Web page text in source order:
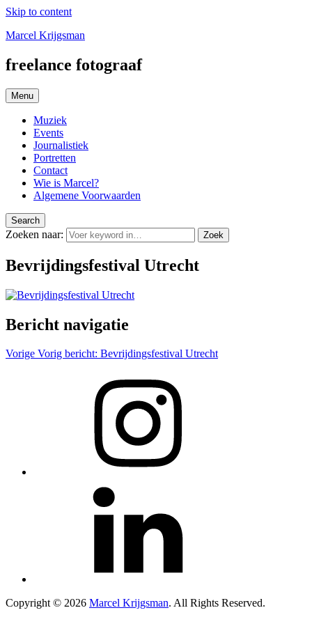
Skip to content
Marcel Krijgsman
freelance fotograaf
Menu
Muziek
Events
Journalistiek
Portretten
Contact
Wie is Marcel?
Algemene Voorwaarden
Search
Zoeken naar: Zoek
Bevrijdingsfestival Utrecht
Bericht navigatie
Vorige Vorig bericht: Bevrijdingsfestival Utrecht
Copyright © 2026 Marcel Krijgsman. All Rights Reserved.